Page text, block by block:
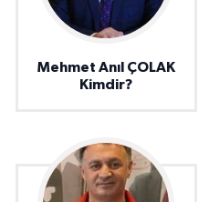
Mehmet Anıl ÇOLAK
Kimdir?